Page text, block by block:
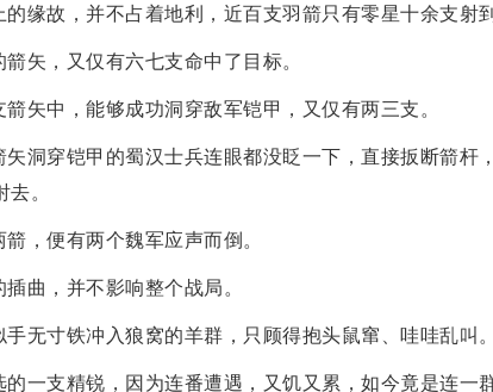
缘故，并不占着地利，近百支羽箭只有零星十余支射
矢，又仅有六七支命中了目标。
矢中，能够成功洞穿敌军铠甲，又仅有两三支。
矢洞穿铠甲的蜀汉士兵连眼都没眨一下，直接扳断箭杆
。
，便有两个魏军应声而倒。
曲，并不影响整个战局。
无寸铁冲入狼窝的羊群，只顾得抱头鼠窜、哇哇乱叫。
一支精锐，因为连番遭遇，又饥又累，如今竟是连一